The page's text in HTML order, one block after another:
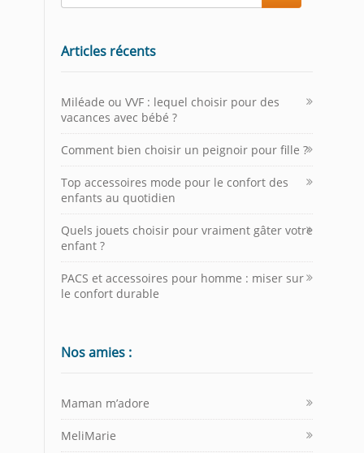
Articles récents
Miléade ou VVF : lequel choisir pour des
vacances avec bébé ?
Comment bien choisir un peignoir pour fille ?
Top accessoires mode pour le confort des
enfants au quotidien
Quels jouets choisir pour vraiment gâter votre
enfant ?
PACS et accessoires pour homme : miser sur
le confort durable
Nos amies :
Maman m’adore
MeliMarie